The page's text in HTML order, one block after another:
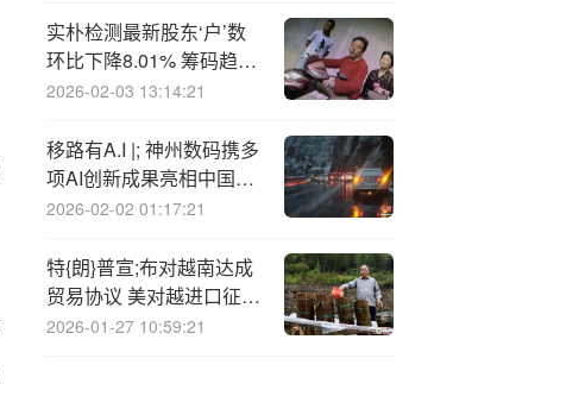
实朴检测最新股东‘户’数
环比下降8.01% 筹码趋向
集中
2026-02-03 13:14:21
移路有A.I |; 神州数码携多
项AI创新成果亮相中国移
动全球合作伙伴大会
2026-02-02 01:17:21
特{朗}普宣;布对越南达成
贸易协议 美对越进口征收
20%关税
2026-01-27 10:59:21